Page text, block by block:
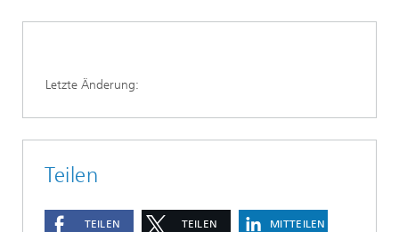
Letzte Änderung:
Teilen
TEILEN TEILEN MITTEILEN